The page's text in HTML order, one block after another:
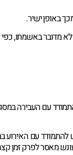
באופן ישיר.
לא מדובר באשמתו,
עם העבירה
להתמודד עם
מאסר לפרק זמן